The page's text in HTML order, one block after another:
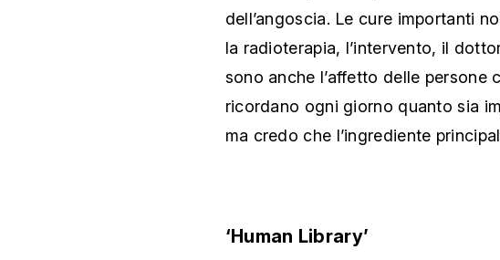
dell’angoscia. Le cure importanti
la radioterapia, l’intervento, il
sono anche l’affetto delle persone
ricordano ogni giorno quanto sia
ma credo che l’ingrediente
‘Human Library’